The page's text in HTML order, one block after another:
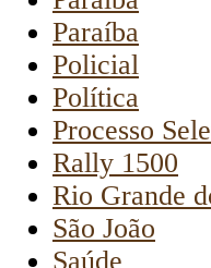
Paraíba
Policial
Política
Processo
Rally 1500
Rio Grande
São João
Saúde